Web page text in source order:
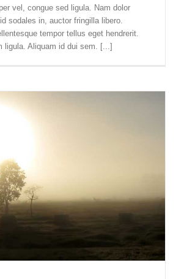
vel, congue sed ligula. Nam dolor
sodales in, auctor fringilla libero.
tempor tellus eget hendrerit.
ligula. Aliquam id dui sem. [...]